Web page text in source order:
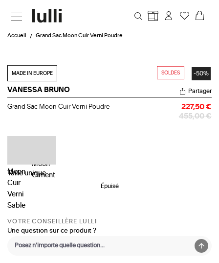
Accueil Grand Sac Moon Cuir Verni Poudre
SOLDES -50%
MADE IN EUROPE
VANESSA BRUNO
Grand
Verni
Partager
Grand Sac Moon Cuir Verni Poudre
455,00 €
227,50 €
Tailleunique
Épuisé
VOTRE CONSEILLÈRE LULLI
Une question sur ce produit ?